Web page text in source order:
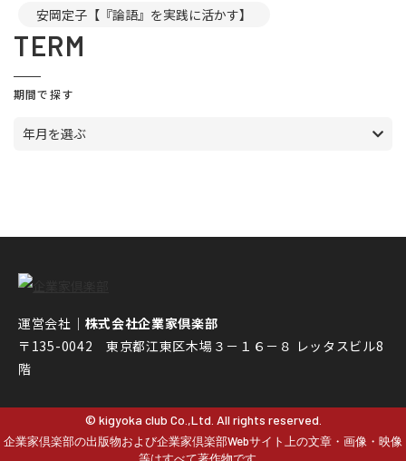
安岡定子【『論語』を実践に活かす】
TERM
期間で探す
年月を選ぶ
運営会社｜ 株式会社企業家倶楽部
〒135-0042 東京都江東区木場３－１６－８ レッタスビル8
階
© kigyoka club Co.,Ltd. All rights reserved.
企業家倶楽部の出版物および企業家倶楽部Webサイト上の文章・画像・映像